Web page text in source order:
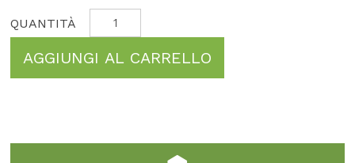
AGGIUNGI AL CARRELLO